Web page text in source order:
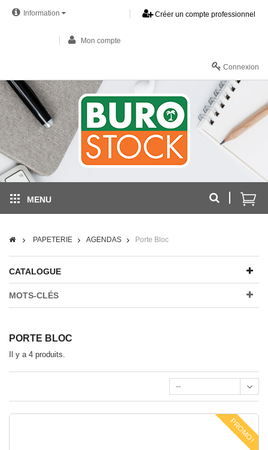
Information Créer un compte professionnel
Mon compte
Connexion
MENU
PAPETERIE AGENDAS Porte Bloc
CATALOGUE
MOTS-CLÉS
PORTE BLOC
Il y a 4 produits.
--
PROMO !